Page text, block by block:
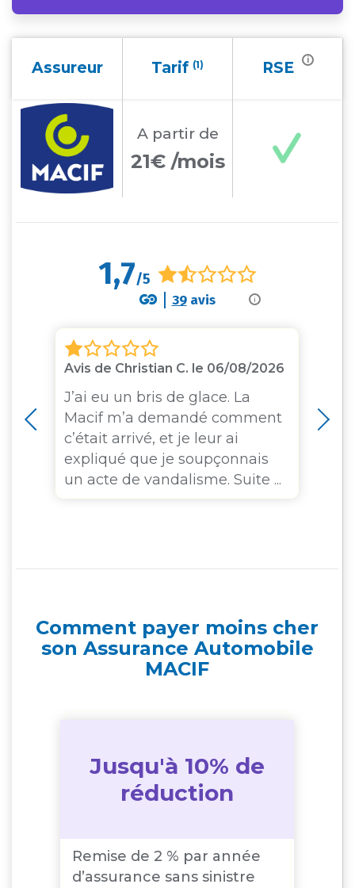
Assureur Tarif (1) RSE i
A partir de
21€ /mois
i
1,7/5
39avis
Avis de Christian C. le 06/08/2026
J’ai eu un bris de glace. La
Macif m’a demandé comment
c’était arrivé, et je leur ai
expliqué que je soupçonnais
un acte de vandalisme. Suite ...
Comment payer moins cher
son Assurance Automobile
MACIF
Jusqu'à 10% de
réduction
Remise de 2 % par année
d’assurance sans sinistre